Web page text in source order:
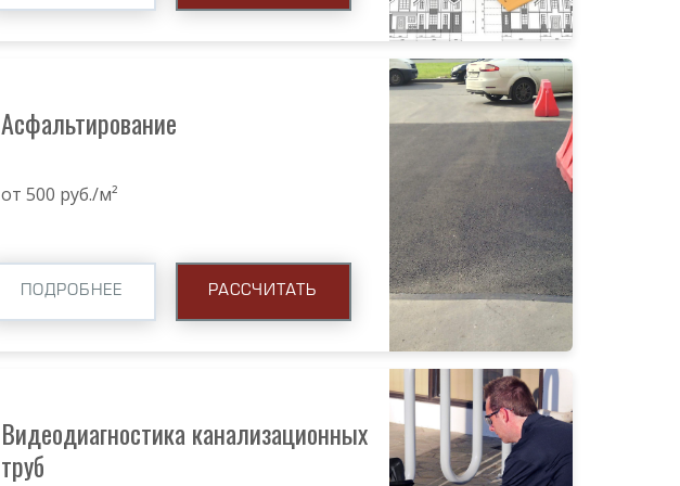
Асфальтирование
от 500 руб./м²
ПОДРОБНЕЕ РАССЧИТАТЬ
Видеодиагностика канализационных
труб